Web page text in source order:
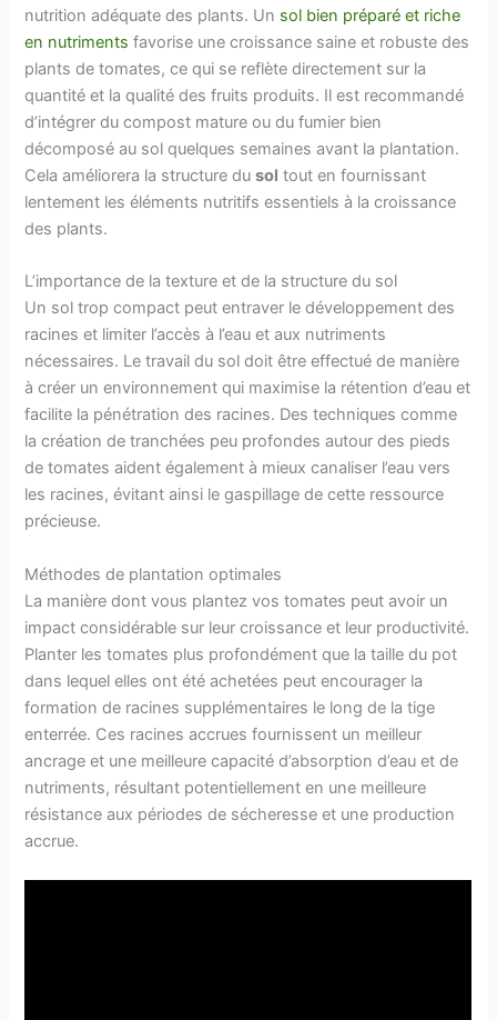
nutrition adéquate des plants. Un sol bien préparé et riche
en nutriments favorise une croissance saine et robuste des
plants de tomates, ce qui se reflète directement sur la
quantité et la qualité des fruits produits. Il est recommandé
d’intégrer du compost mature ou du fumier bien
décomposé au sol quelques semaines avant la plantation.
Cela améliorera la structure dusol tout en fournissant
lentement les éléments nutritifs essentiels à la croissance
des plants.
L’importance de la texture et de la structure du sol
Un sol trop compact peut entraver le développement des
racines et limiter l’accès à l’eau et aux nutriments
nécessaires. Le travail du sol doit être effectué de manière
à créer un environnement qui maximise la rétention d’eau et
facilite la pénétration des racines. Des techniques comme
la création de tranchées peu profondes autour des pieds
de tomates aident également à mieux canaliser l’eau vers
les racines, évitant ainsi le gaspillage de cette ressource
précieuse.
Méthodes de plantation optimales
La manière dont vous plantez vos tomates peut avoir un
impact considérable sur leur croissance et leur productivité.
Planter les tomates plus profondément que la taille du pot
dans lequel elles ont été achetées peut encourager la
formation de racines supplémentaires le long de la tige
enterrée. Ces racines accrues fournissent un meilleur
ancrage et une meilleure capacité d’absorption d’eau et de
nutriments, résultant potentiellement en une meilleure
résistance aux périodes de sécheresse et une production
accrue.